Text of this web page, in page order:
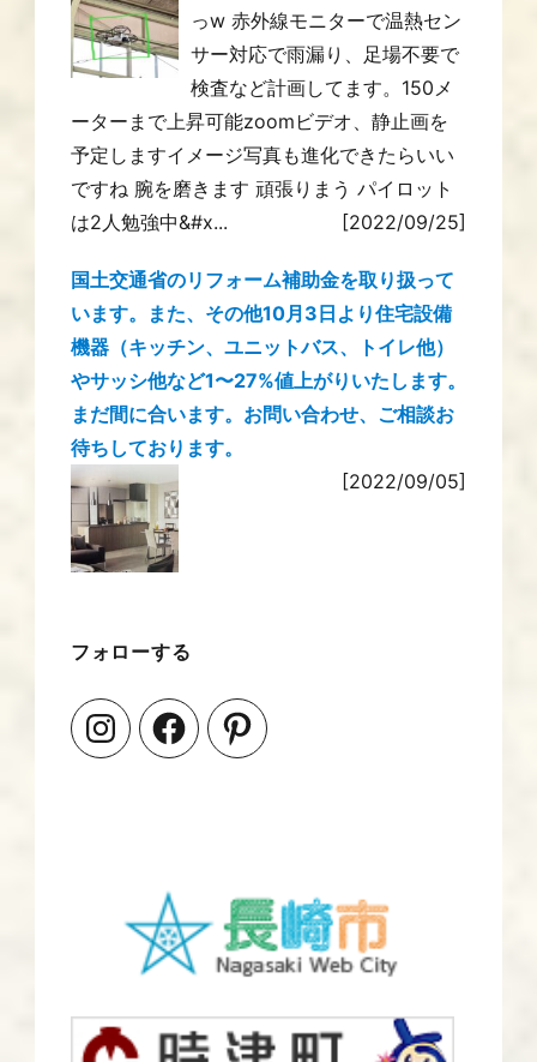
っw 赤外線モニターで温熱セン
サー対応で雨漏り、足場不要で
検査など計画してます。150メ
ーターまで上昇可能zoomビデオ、静止画を
予定しますイメージ写真も進化できたらいい
ですね 腕を磨きます 頑張りまう パイロット
は2人勉強中&#x...
[2022/09/25]
国土交通省のリフォーム補助金を取り扱って
います。また、その他10月3日より住宅設備
機器（キッチン、ユニットバス、トイレ他）
やサッシ他など1〜27%値上がりいたします。
まだ間に合います。お問い合わせ、ご相談お
待ちしております。
[2022/09/05]
フォローする